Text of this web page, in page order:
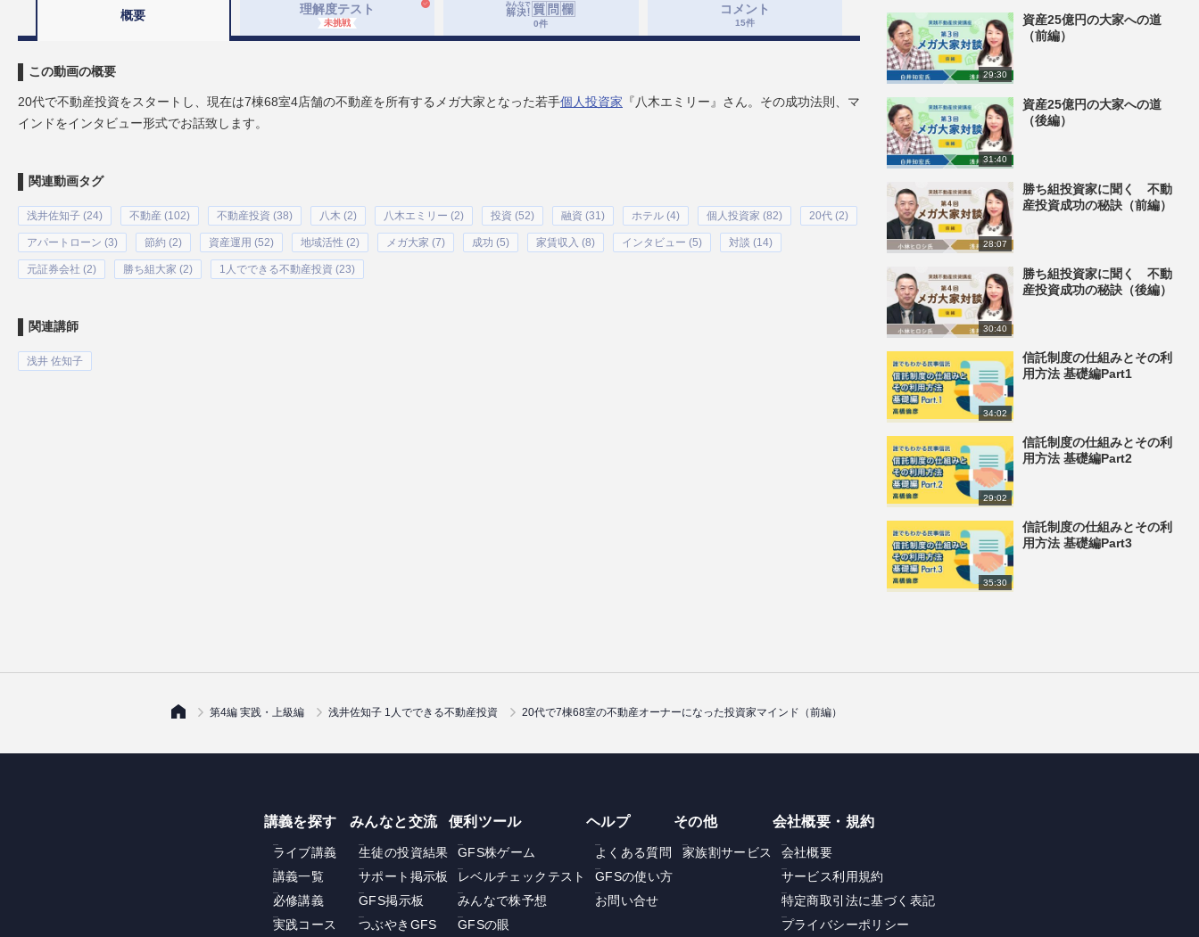
概要 理解度テスト
未挑戦 0件
コメント
15件
この動画の概要
20代で不動産投資をスタートし、現在は7棟68室4店舗の不動産を所有するメガ大家となった若手個人投資家 『八木エミリー』さん。その成功法則、マ
インドをインタビュー形式でお話致します。
関連動画タグ
浅井佐知子 (24) 不動産 (102) 不動産投資 (38) 八木 (2) 八木エミリー (2) 投資 (52) 融資 (31) ホテル (4) 個人投資家 (82) 20代 (2)
アパートローン (3) 節約 (2) 資産運用 (52) 地域活性 (2) メガ大家 (7) 成功 (5) 家賃収入 (8) インタビュー (5) 対談 (14)
元証券会社 (2) 勝ち組大家 (2) 1人でできる不動産投資 (23)
関連講師
浅井 佐知子
29:30
資産25億円の大家への道
（前編）
31:40
資産25億円の大家への道
（後編）
28:07
勝ち組投資家に聞く 不動
産投資成功の秘訣（前編）
30:40
勝ち組投資家に聞く 不動
産投資成功の秘訣（後編）
34:02
信託制度の仕組みとその利
用方法 基礎編Part1
29:02
信託制度の仕組みとその利
用方法 基礎編Part2
35:30
信託制度の仕組みとその利
用方法 基礎編Part3
第4編 実践・上級編 浅井佐知子 1人でできる不動産投資 20代で7棟68室の不動産オーナーになった投資家マインド（前編）
講義を探す
ライブ講義
講義一覧
必修講義
実践コース
みんなと交流
生徒の投資結果
サポート掲示板
GFS掲示板
つぶやきGFS
便利ツール
GFS株ゲーム
レベルチェックテスト
みんなで株予想
GFSの眼
ヘルプ
よくある質問
GFSの使い方
お問い合せ
その他
家族割サービス
会社概要・規約
会社概要
サービス利用規約
特定商取引法に基づく表記
プライバシーポリシー